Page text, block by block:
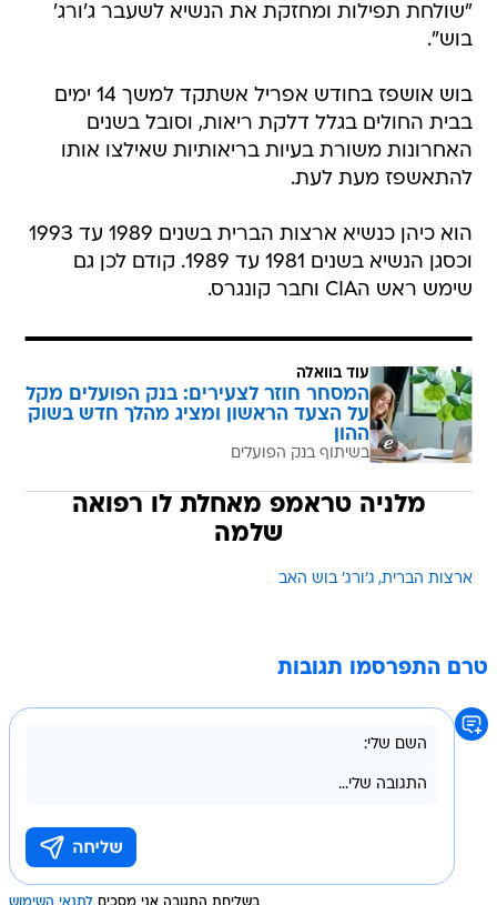
"שולחת תפילות ומחזקת את הנשיא לשעבר ג'ורג'
בוש".
בוש אושפז בחודש אפריל אשתקד למשך 14 ימים
בבית החולים בגלל דלקת ריאות, וסובל בשנים
האחרונות משורת בעיות בריאותיות שאילצו אותו
להתאשפז מעת לעת.
הוא כיהן כנשיא ארצות הברית בשנים 1989 עד 1993
וכסגן הנשיא בשנים 1981 עד 1989. קודם לכן גם
שימש ראש הCIA וחבר קונגרס.
עוד בוואלה
המסחר חוזר לצעירים: בנק הפועלים מקל
על הצעד הראשון ומציג מהלך חדש בשוק
ההון
בשיתוף בנק הפועלים
מלניה טראמפ מאחלת לו רפואה
שלמה
ארצות הברית ג'ורג' בוש האב
טרם התפרסמו תגובות